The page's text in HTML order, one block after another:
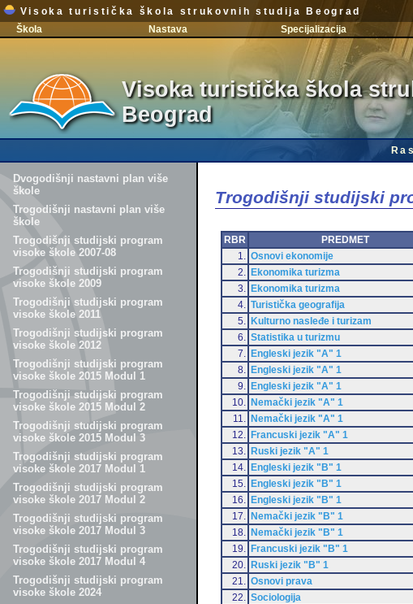
Visoka turistička škola strukovnih studija Beograd
Škola
Nastava Specijalizacija
Visoka turistička škola
Beograd
Dvogodišnji nastavni plan više
škole
Trogodišnji nastavni plan više
škole
Trogodišnji studijski program
visoke škole 2007-08
Trogodišnji studijski program
visoke škole 2009
Trogodišnji studijski program
visoke škole 2011
Trogodišnji studijski program
visoke škole 2012
Trogodišnji studijski program
visoke škole 2015 Modul 1
Trogodišnji studijski program
visoke škole 2015 Modul 2
Trogodišnji studijski program
visoke škole 2015 Modul 3
Trogodišnji studijski program
visoke škole 2017 Modul 1
Trogodišnji studijski program
visoke škole 2017 Modul 2
Trogodišnji studijski program
visoke škole 2017 Modul 3
Trogodišnji studijski program
visoke škole 2017 Modul 4
Trogodišnji studijski program
visoke škole 2024
Trogodišnji studijski
RBR PREDMET
1.
Osnovi ekonomije
2.
Ekonomika turizma
3.
Ekonomika turizma
4.
Turistička geografija
5.
Kulturno nasleđe i turizam
6.
Statistika u turizmu
7.
Engleski jezik "A" 1
8.
Engleski jezik "A" 1
9.
Engleski jezik "A" 1
10.
Nemački jezik "A" 1
11.
Nemački jezik "A" 1
12.
Francuski jezik "A" 1
13.
Ruski jezik "A" 1
14.
Engleski jezik "B" 1
15.
Engleski jezik "B" 1
16.
Engleski jezik "B" 1
17.
Nemački jezik "B" 1
18.
Nemački jezik "B" 1
19.
Francuski jezik "B" 1
20.
Ruski jezik "B" 1
21.
Osnovi prava
22.
Sociologija